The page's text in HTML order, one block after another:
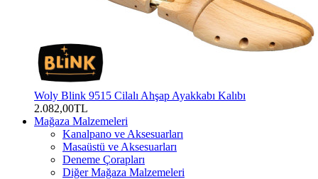
Woly Blink 9515 Cilalı Ahşap Ayakkabı Kalıbı
2.082,00TL
Mağaza Malzemeleri
Kanalpano ve Aksesuarları
Masaüstü ve Aksesuarları
Deneme Çorapları
Diğer Mağaza Malzemeleri